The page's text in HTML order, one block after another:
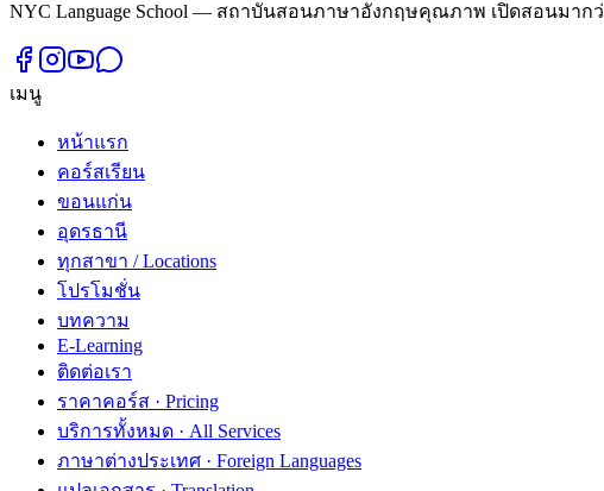
NYC Language School — สถาบันสอนภาษาอังกฤษคุณภาพ เปิดสอนมากว่
เมนู
หน้าแรก
คอร์สเรียน
ขอนแก่น
อุดรธานี
ทุกสาขา / Locations
โปรโมชั่น
บทความ
E-Learning
ติดต่อเรา
ราคาคอร์ส · Pricing
บริการทั้งหมด · All Services
ภาษาต่างประเทศ · Foreign Languages